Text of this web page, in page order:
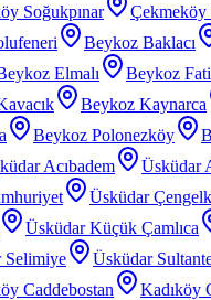
Soğukpınar
Beykoz Baklacı
Elmalı Beykoz
Beykoz Kaynarca
Beykoz Polonezköy
Acıbadem Üsküdar
Üsküdar
Üsküdar Küçük Çamlıca
Selimiye Üsküdar
Caddebostan Kadıköy